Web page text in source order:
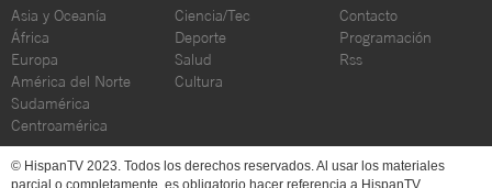
Asia y Oceanía
África
Europa
América del Norte
Sudamérica
Centroamérica
Ciencia/Tec
Deporte
Salud
Cultura
Contacto
Programación
Rss
© HispanTV 2023. Todos los derechos reservados. Al usar los materiales
parcial o completamente, es obligatorio hacer referencia a HispanTV